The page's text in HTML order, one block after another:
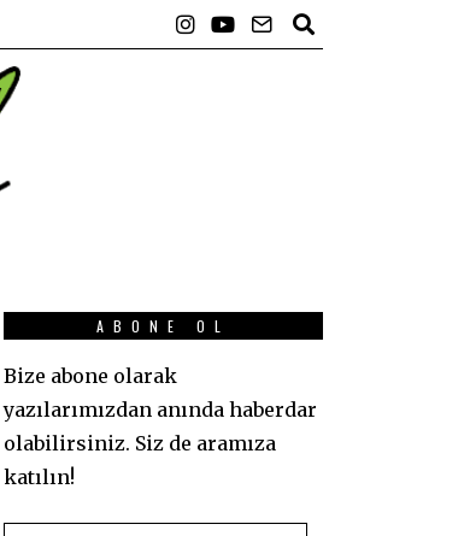
ABONE OL
Bize abone olarak
yazılarımızdan anında haberdar
olabilirsiniz. Siz de aramıza
katılın!